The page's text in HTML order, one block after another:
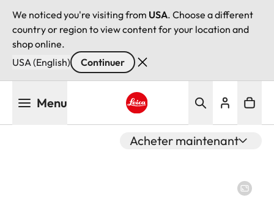
We noticed you're visiting from USA. Choose a different
country or region to view content for your location and
shop online.
USA (English)
Continuer
Menu
Acheter maintenant